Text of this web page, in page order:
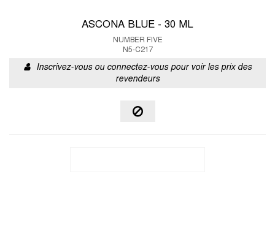
ASCONA BLUE - 30 ML
NUMBER FIVE
N5-C217
Inscrivez-vous ou connectez-vous pour voir les prix des
revendeurs